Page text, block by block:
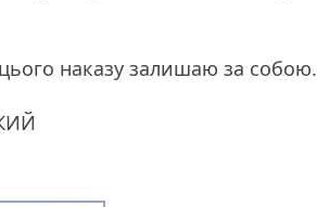
наказу залишаю за собою.